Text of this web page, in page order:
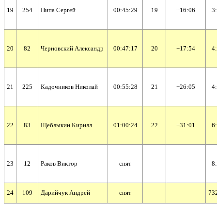
19 254 Пипа Сергей 00:45:29 19 +16:06
20 82 Черновский Александр 00:47:17 20 +17:54
21 225 Кадочников Николай 00:55:28 21 +26:05
22 83 Щеблыкин Кирилл 01:00:24 22 +31:01
23 12 Раков Виктор cнят
24 109 Дарийчук Андрей cнят